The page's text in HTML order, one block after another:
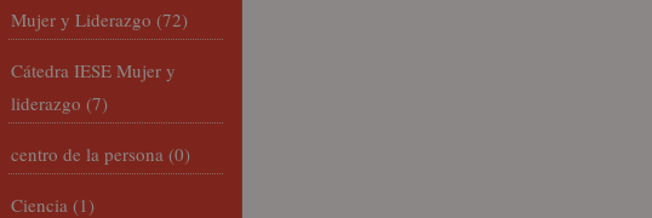
Mujer y Liderazgo (72)
Cátedra IESE Mujer y
liderazgo (7)
centro de la persona (0)
Ciencia (1)